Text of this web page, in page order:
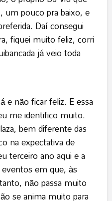
um pouco pra baixo, e
Daí consegui
fiquei muito feliz, corri
já veio toda
e não ficar feliz. E essa
me identifico muito.
bem diferente das
na expectativa de
terceiro ano aqui e a
em que, às
não passa muito
se anima muito para